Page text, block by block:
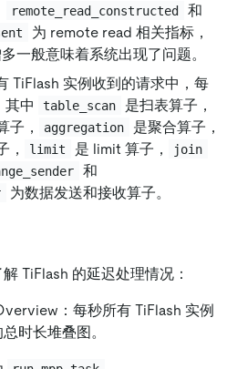
remote_read_constructed 和
为 remote read 相关指标，
一般意味着系统出现了问题。
TiFlash 实例收到的请求中，每
其中
table_scan 是扫表算子，
子， aggregation 是聚合算子，
， limit 是 limit 算子， join
和
为数据发送和接收算子。
TiFlash 的延迟处理情况：
：每秒所有 TiFlash 实例
时长堆叠图。